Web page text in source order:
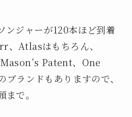
ンジャーが120本ほど到着
、Atlasはもちろん、
Patent、One
ランドもありますので、
で。